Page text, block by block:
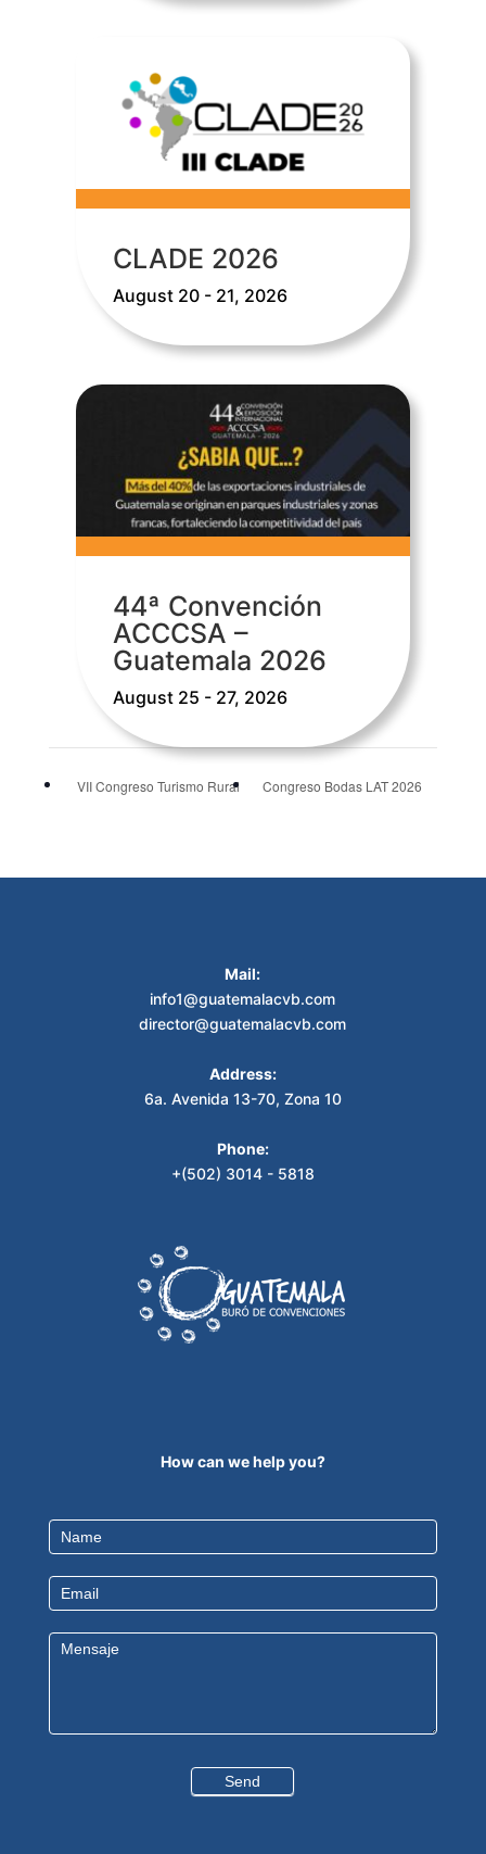
CLADE 2026
August 20 - 21, 2026
44ª Convención
ACCCSA –
Guatemala 2026
August 25 - 27, 2026
VII Congreso Turismo Rural Congreso Bodas LAT 2026
Mail:
info1@guatemalacvb.com
director@guatemalacvb.com
Address:
6a. Avenida 13-70, Zona 10
Phone:
+(502) 3014 - 5818
How can we help you?
Contact
Us
EN
Send